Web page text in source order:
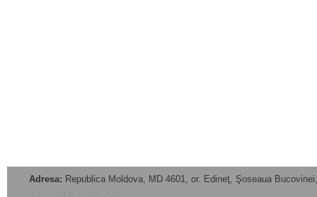
Adresa: Republica Moldova, MD 4601, or. Edineţ, Şoseaua